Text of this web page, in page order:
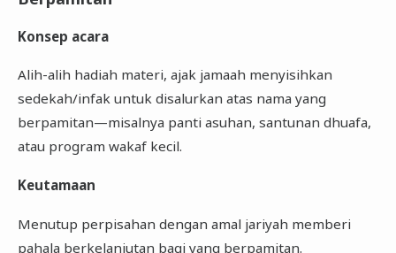
Konsep acara
Alih-alih hadiah materi, ajak jamaah menyisihkan
sedekah/infak untuk disalurkan atas nama yang
berpamitan—misalnya panti asuhan, santunan dhuafa,
atau program wakaf kecil.
Keutamaan
Menutup perpisahan dengan amal jariyah memberi
pahala berkelanjutan bagi yang berpamitan.